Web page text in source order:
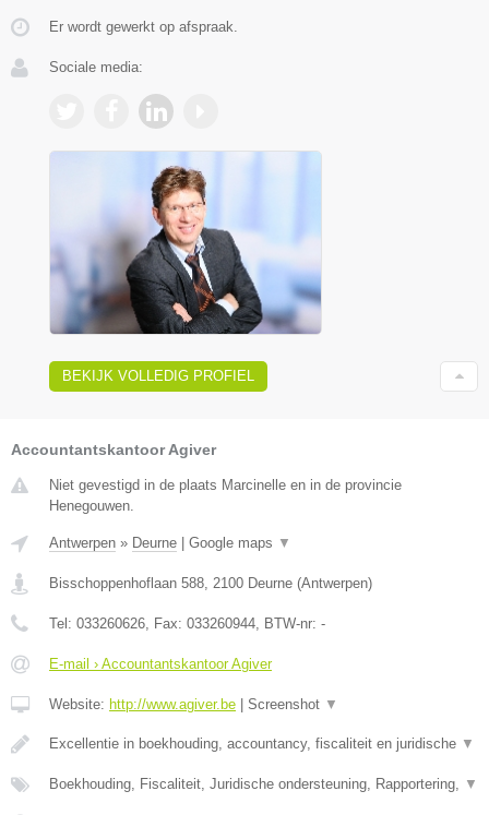
Er wordt gewerkt op afspraak.
Sociale media:
BEKIJK VOLLEDIG PROFIEL
Accountantskantoor Agiver
Niet gevestigd in de plaats Marcinelle en in de provincie
Henegouwen.
Antwerpen » Deurne Google maps ▼
Bisschoppenhoflaan 588 2100 Deurne (Antwerpen)
Tel: 033260626 , Fax: 033260944 , BTW-nr: -
E-mail › Accountantskantoor Agiver
Website: http://www.agiver.be Screenshot ▼
Excellentie in boekhouding, accountancy, fiscaliteit en juridische ▼
Boekhouding, Fiscaliteit, Juridische ondersteuning, Rapportering, ▼